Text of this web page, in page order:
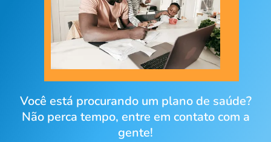
Você está procurando um plano de saúde?
Não perca tempo, entre em contato com a
gente!